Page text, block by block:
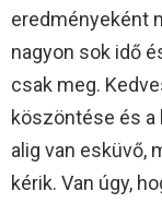
eredményeként
nagyon sok idő
csak meg.
köszöntése és a
alig van esküvő,
kérik. Van úgy,